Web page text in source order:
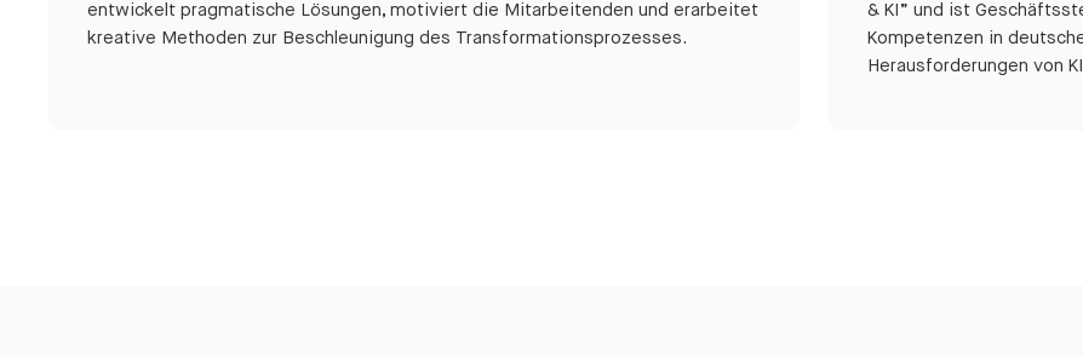
entwickelt pragmatische Lösungen, motiviert die Mitarbeitenden und erarbeitet
kreative Methoden zur Beschleunigung des Transformationsprozesses.
& KI” und ist
Kompetenzen in
Herausforderungen von